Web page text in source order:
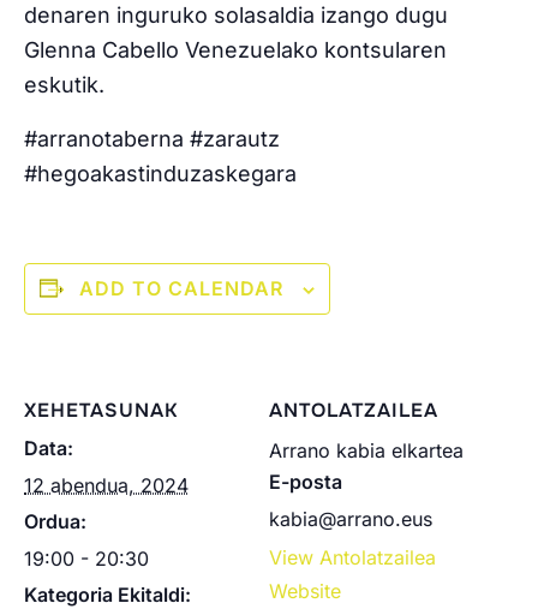
denaren inguruko solasaldia izango dugu
Glenna Cabello Venezuelako kontsularen
eskutik.
#arranotaberna #zarautz
#hegoakastinduzaskegara
ADD TO CALENDAR
XEHETASUNAK
Data:
12 abendua, 2024
Ordua:
19:00 - 20:30
Kategoria Ekitaldi:
ANTOLATZAILEA
Arrano kabia elkartea
E-posta
kabia@arrano.eus
View Antolatzailea
Website